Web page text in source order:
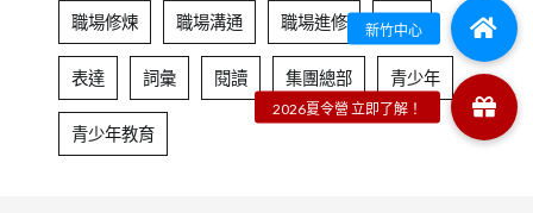
職場修煉 職場溝通 職場進修 自信
表達 詞彙 閱讀 集團總部 青少年
青少年教育